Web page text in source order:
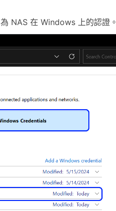
NAS 在 Windows 上的認證。